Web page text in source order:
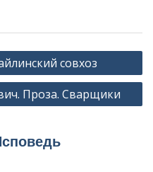
совхоз
Проза. Сварщики